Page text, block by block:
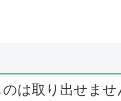
は取り出せませ